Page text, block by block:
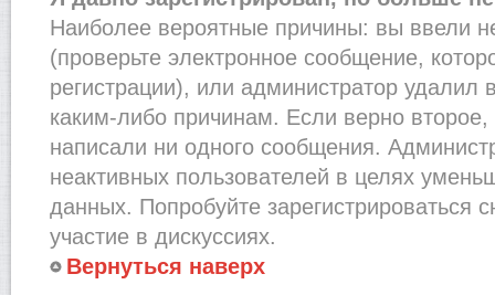
Наиболее вероятные причины: вы ввели
(проверьте электронное сообщение,
регистрации), или администратор удалил
каким-либо причинам. Если верно
написали ни одного сообщения.
неактивных пользователей в целях
данных. Попробуйте зарегистрироваться
участие в дискуссиях.
Вернуться наверх